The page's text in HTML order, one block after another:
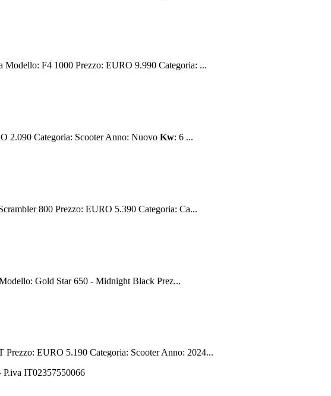
F4 1000 Prezzo: EURO 9.990 Categoria: ...
2.090 Categoria: Scooter Anno: Nuovo Kw: 6 ...
800 Prezzo: EURO 5.390 Categoria: Ca...
Gold Star 650 - Midnight Black Prez...
EURO 5.190 Categoria: Scooter Anno: 2024...
IT02357550066